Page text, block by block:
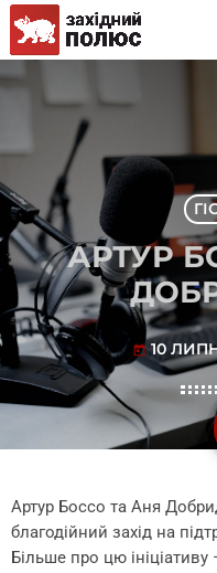
АРТУР
today 10
Артур Боссо та Аня
благодійний захід на
Більше про цю